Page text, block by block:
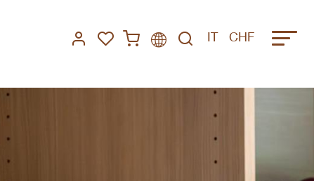
IT CHF